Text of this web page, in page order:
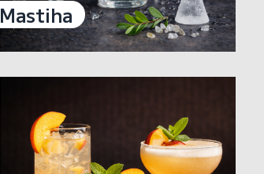
Mastiha